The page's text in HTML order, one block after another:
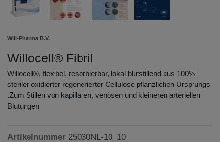
Will-Pharma B.V.
Willocell® Fibril
Willocell®, flexibel, resorbierbar, lokal blutstillend aus 100%
steriler oxidierter regenerierter Cellulose pflanzlichen Ursprungs
.Zum Stillen von kapillaren, venösen und kleineren arteriellen
Blutungen
Artikelnummer 25030NL-10_10